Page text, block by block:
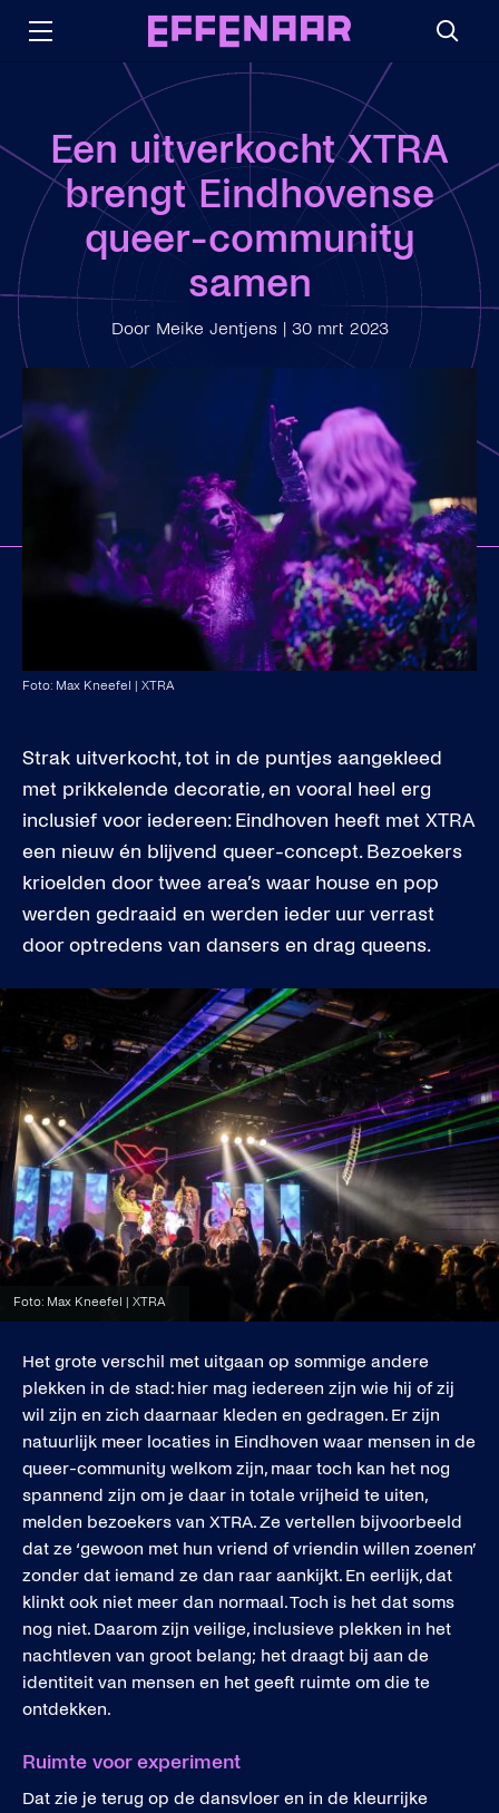
Een uitverkocht XTRA
brengt Eindhovense
queer-community
samen
Door Meike Jentjens | 30 mrt 2023
Foto: Max Kneefel | XTRA
Strak uitverkocht, tot in de puntjes aangekleed
met prikkelende decoratie, en vooral heel erg
inclusief voor iedereen: Eindhoven heeft met XTRA
een nieuw én blijvend queer-concept. Bezoekers
krioelden door twee area’s waar house en pop
werden gedraaid en werden ieder uur verrast
door optredens van dansers en drag queens.
Foto: Max Kneefel | XTRA
Het grote verschil met uitgaan op sommige andere
plekken in de stad: hier mag iedereen zijn wie hij of zij
wil zijn en zich daarnaar kleden en gedragen. Er zijn
natuurlijk meer locaties in Eindhoven waar mensen in de
queer-community welkom zijn, maar toch kan het nog
spannend zijn om je daar in totale vrijheid te uiten,
melden bezoekers van XTRA. Ze vertellen bijvoorbeeld
dat ze ‘gewoon met hun vriend of vriendin willen zoenen’
zonder dat iemand ze dan raar aankijkt. En eerlijk, dat
klinkt ook niet meer dan normaal. Toch is het dat soms
nog niet. Daarom zijn veilige, inclusieve plekken in het
nachtleven van groot belang; het draagt bij aan de
identiteit van mensen en het geeft ruimte om die te
ontdekken.
Ruimte voor experiment
Dat zie je terug op de dansvloer en in de kleurrijke